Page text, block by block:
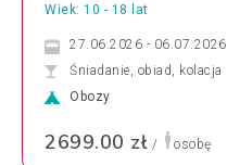
Wiek: 10 - 18 lat
27.06.2026 - 06.07.2026
Śniadanie, obiad, kolacja
Obozy
2699.00 zł / osobę